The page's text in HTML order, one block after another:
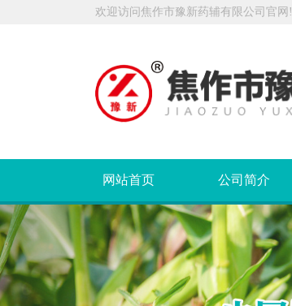
欢迎访问焦作市豫新药辅有限公司官网!
网站首页 公司简介